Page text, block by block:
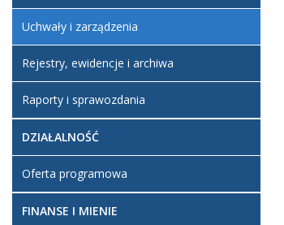
Uchwały i zarządzenia
Rejestry, ewidencje i archiwa
Raporty i sprawozdania
DZIAŁALNOŚĆ
Oferta programowa
FINANSE I MIENIE